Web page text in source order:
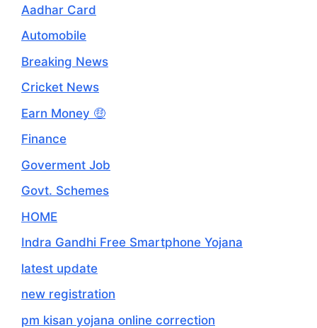
Aadhar Card
Automobile
Breaking News
Cricket News
Earn Money 🤑
Finance
Goverment Job
Govt. Schemes
HOME
Indra Gandhi Free Smartphone Yojana
latest update
new registration
pm kisan yojana online correction